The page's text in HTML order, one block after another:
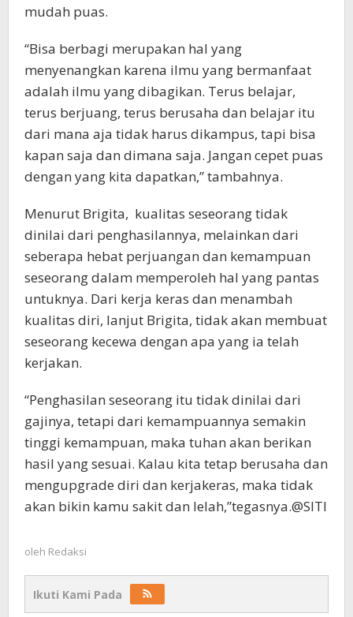
mudah puas.
“Bisa berbagi merupakan hal yang
menyenangkan karena ilmu yang bermanfaat
adalah ilmu yang dibagikan. Terus belajar,
terus berjuang, terus berusaha dan belajar itu
dari mana aja tidak harus dikampus, tapi bisa
kapan saja dan dimana saja. Jangan cepet puas
dengan yang kita dapatkan,” tambahnya.
Menurut Brigita, kualitas seseorang tidak
dinilai dari penghasilannya, melainkan dari
seberapa hebat perjuangan dan kemampuan
seseorang dalam memperoleh hal yang pantas
untuknya. Dari kerja keras dan menambah
kualitas diri, lanjut Brigita, tidak akan membuat
seseorang kecewa dengan apa yang ia telah
kerjakan.
“Penghasilan seseorang itu tidak dinilai dari
gajinya, tetapi dari kemampuannya semakin
tinggi kemampuan, maka tuhan akan berikan
hasil yang sesuai. Kalau kita tetap berusaha dan
mengupgrade diri dan kerjakeras, maka tidak
akan bikin kamu sakit dan lelah,”tegasnya.@SITI
oleh Redaksi
Ikuti Kami Pada